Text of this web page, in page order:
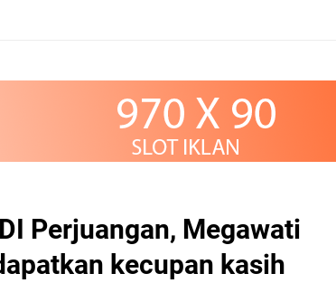
Perjuangan, Megawati
kecupan kasih